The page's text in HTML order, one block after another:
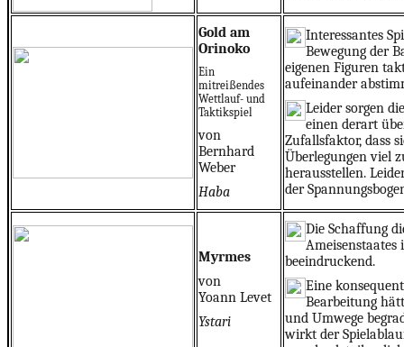
Gold am
Orinoko
Ein
mitreißendes
Wettlauf- und
Taktikspiel
von
Bernhard
Weber
Haba
Interessantes
Bewegung der
eigenen Figuren
aufeinander
Leider sorgen
einen derart
Zufallsfaktor, dass
Überlegungen viel
herausstellen.
der
Myrmes
von
Yoann Levet
Ystari
Die Schaffung
Ameisenstaates
beeindruckend.
Eine
Bearbeitung
und Umwege
wirkt der